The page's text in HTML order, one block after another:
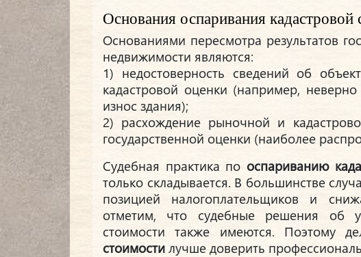
Основания оспаривания
Основаниями пересмотра результатов
недвижимости являются:
1) недостоверность сведений об
кадастровой оценки (например,
износ здания);
2) расхождение рыночной и
государственной оценки (наиболее
Судебная практика по оспариванию
только складывается. В большинстве
позицией налогоплательщиков и
отметим, что судебные решения об
стоимости также имеются. Поэтому
стоимости лучше доверить